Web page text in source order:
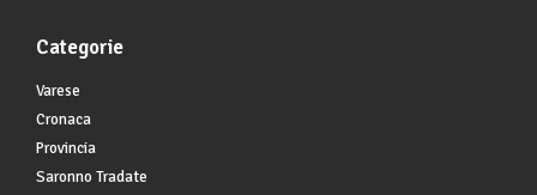
Categorie
Varese
Cronaca
Provincia
Saronno Tradate